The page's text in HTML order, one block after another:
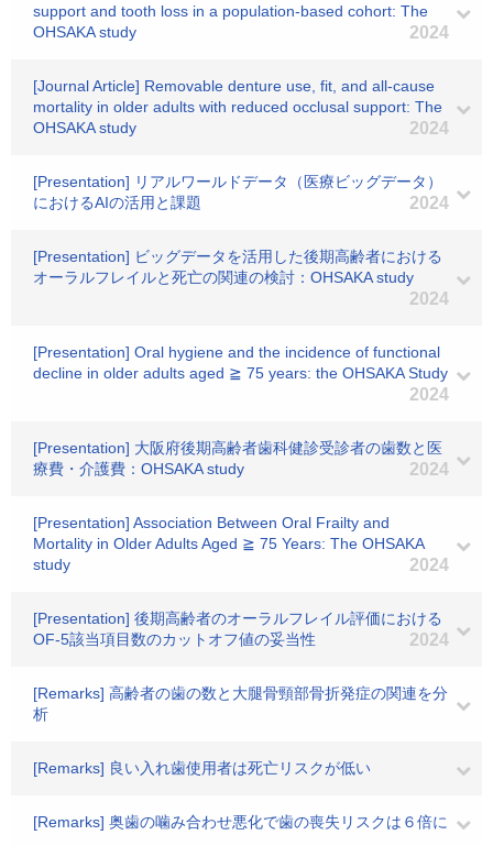
support and tooth loss in a population-based cohort: The
OHSAKA study
2024
[Journal Article] Removable denture use, fit, and all-cause
mortality in older adults with reduced occlusal support: The
OHSAKA study
2024
[Presentation] リアルワールドデータ（医療ビッグデータ）
におけるAIの活用と課題
2024
[Presentation] ビッグデータを活用した後期高齢者における
オーラルフレイルと死亡の関連の検討：OHSAKA study
2024
[Presentation] Oral hygiene and the incidence of functional
decline in older adults aged ≧ 75 years: the OHSAKA Study
2024
[Presentation] 大阪府後期高齢者歯科健診受診者の歯数と医
療費・介護費：OHSAKA study
2024
[Presentation] Association Between Oral Frailty and
Mortality in Older Adults Aged ≧ 75 Years: The OHSAKA
study
2024
[Presentation] 後期高齢者のオーラルフレイル評価における
OF-5該当項目数のカットオフ値の妥当性
2024
[Remarks] 高齢者の歯の数と大腿骨頸部骨折発症の関連を分
析
[Remarks] 良い入れ歯使用者は死亡リスクが低い
[Remarks] 奥歯の噛み合わせ悪化で歯の喪失リスクは６倍に